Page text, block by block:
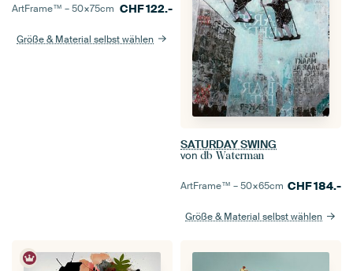
ArtFrame™ –50×75cm CHF122.-
Größe & Material selbst wählen
SATURDAY SWING
von db Waterman
ArtFrame™ –50×65cm CHF184.-
Größe & Material selbst wählen